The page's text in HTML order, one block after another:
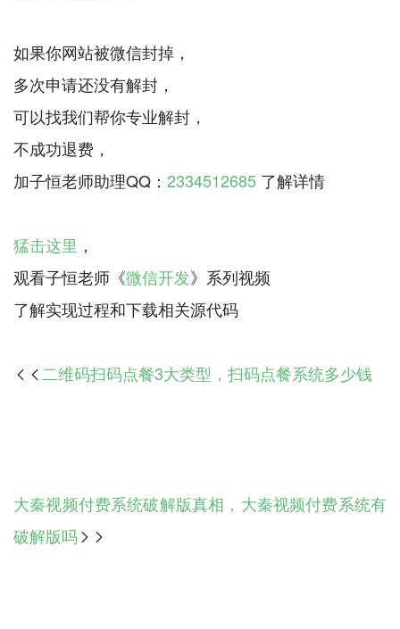
如果你网站被微信封掉，
多次申请还没有解封，
可以找我们帮你专业解封，
不成功退费，
加子恒老师助理QQ： 2334512685 了解详情
猛击这里 ，
观看子恒老师《微信开发》系列视频
 二维码扫码点餐3大类型，扫码点餐系统多少钱
大秦视频付费系统破解版真相，大秦视频付费系统有
破解版吗 